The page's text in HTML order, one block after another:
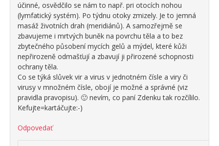
účinné, osvědčilo se nám to např. pri otocích nohou
(lymfatický systém). Po týdnu otoky zmizely. Je to jemná
masáž životních drah (meridiánů). A samozřejmě se
zbavujeme i mrtvých buněk na povrchu těla a to bez
zbytečného působení mycích gelů a mýdel, které kůži
nepřirozeně odmašťují a zbavují ji přirozené schopnosti
ochrany těla.
Co se týká slůvek vir a virus v jednotném čísle a viry či
virusy v množném čísle, obojí je možné a správné (viz
pravidla pravopisu). 🙂 nevím, co paní Zdenku tak rozčílilo.
Kefujte=kartáčujte:-)
Odpovedať